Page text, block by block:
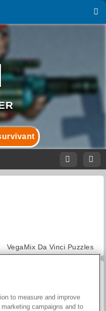
VegaMix Da Vinci Puzzles
to measure and improve
campaigns and to